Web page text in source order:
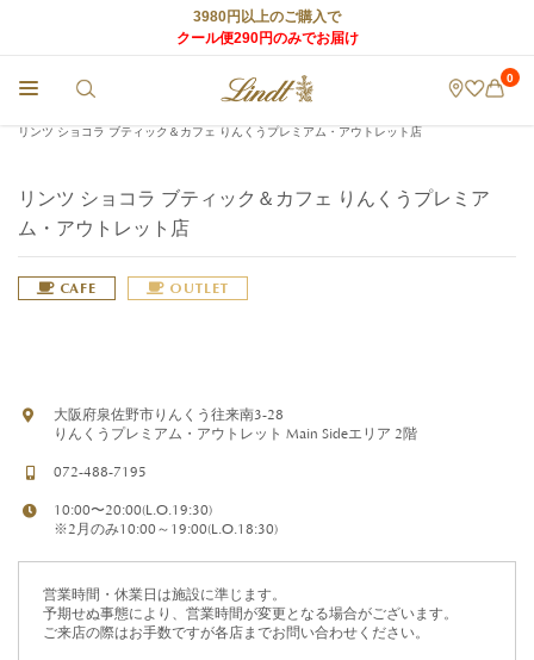
3980円以上のご購入で
クール便290円のみでお届け
0
リンツ ショコラ ブティック＆カフェ りんくうプレミアム・アウトレット店
リンツ ショコラ ブティック＆カフェ りんくうプレミア
ム・アウトレット店
CAFE OUTLET
大阪府泉佐野市りんくう往来南3-28
りんくうプレミアム・アウトレット Main Sideエリア 2階
072-488-7195
10:00〜20:00(L.O.19:30)
※2月のみ10:00～19:00(L.O.18:30)
営業時間・休業日は施設に準じます。
予期せぬ事態により、営業時間が変更となる場合がございます。
ご来店の際はお手数ですが各店までお問い合わせください。